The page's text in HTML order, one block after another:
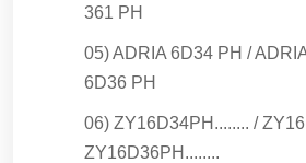
361 PH
05) ADRIA 6D34 PH /
6D36 PH
06) ZY16D34PH........ /
ZY16D36PH........